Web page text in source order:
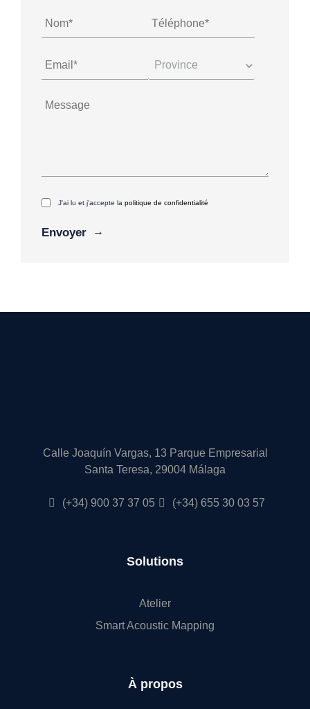
J'ai lu et j'accepte la politique de confidentialité
Calle Joaquín Vargas, 13 Parque Empresarial
Santa Teresa, 29004 Málaga
(+34) 900 37 37 05 (+34) 655 30 03 57
Solutions
Atelier
Smart Acoustic Mapping
À propos